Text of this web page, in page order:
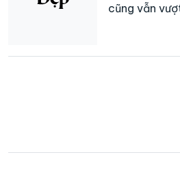
cũng vẫn